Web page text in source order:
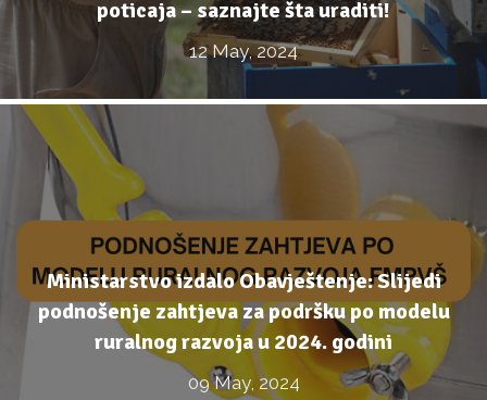
poticaja – saznajte šta uraditi!
12 May, 2024
Ministarstvo izdalo Obavještenje: Slijedi
podnošenje zahtjeva za podršku po modelu
ruralnog razvoja u 2024. godini
09 May, 2024